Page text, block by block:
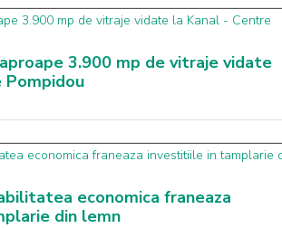
3.900 mp de vitraje vidate
Pompidou
economica franeaza
din lemn